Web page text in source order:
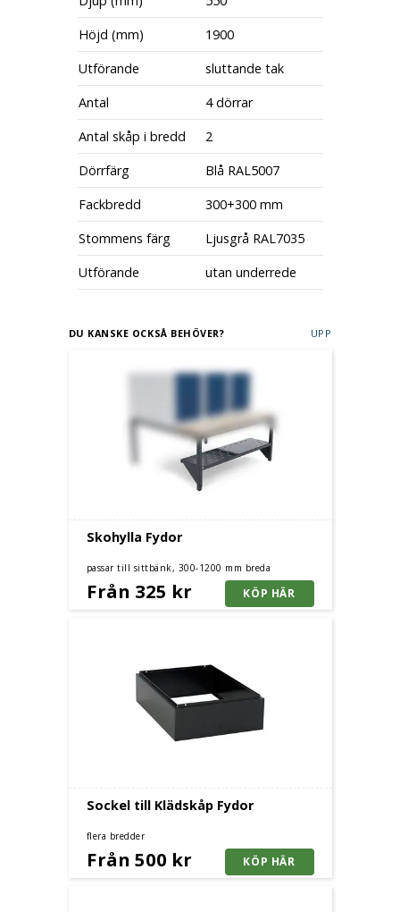
Höjd (mm)
1900
Utförande
sluttande tak
Antal
4 dörrar
Antal skåp i bredd
2
Dörrfärg
Blå RAL5007
Fackbredd
300+300 mm
Stommens färg
Ljusgrå RAL7035
Utförande
utan underrede
DU KANSKE OCKSÅ BEHÖVER? UPP
Skohylla Fydor
passar till sittbänk, 300-1200 mm breda
Från 325 kr
Sockel till Klädskåp Fydor
flera bredder
Från 500 kr